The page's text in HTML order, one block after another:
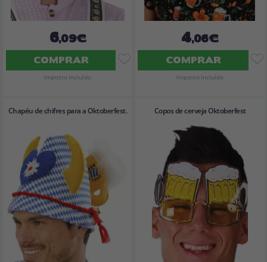
6,09€
COMPRAR
Imposto Incluído
4,06€
COMPRAR
Imposto Incluído
Chapéu de chifres para a Oktoberfest. Copos de cerveja Oktoberfest